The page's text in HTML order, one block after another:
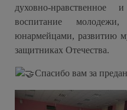
духовно-нравственное и
воспитание
юнармейцами, развитию
защитниках Отечества.
Спасибо вам за